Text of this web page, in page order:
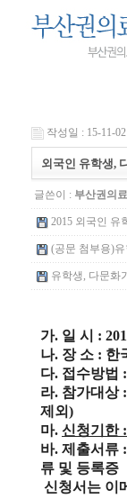
작성일 : 15-11-
외국인 유학생,
글쓴이 : 부산권의
2015 외국인 유
(공문 첨부용)
유학생, 다문화
가. 일 시 :
나. 장 소 : 한
다. 접수방법
라. 참가대상
제외)
마. 신청기한
바. 제출서류
류 및 등록증
신청서는 이